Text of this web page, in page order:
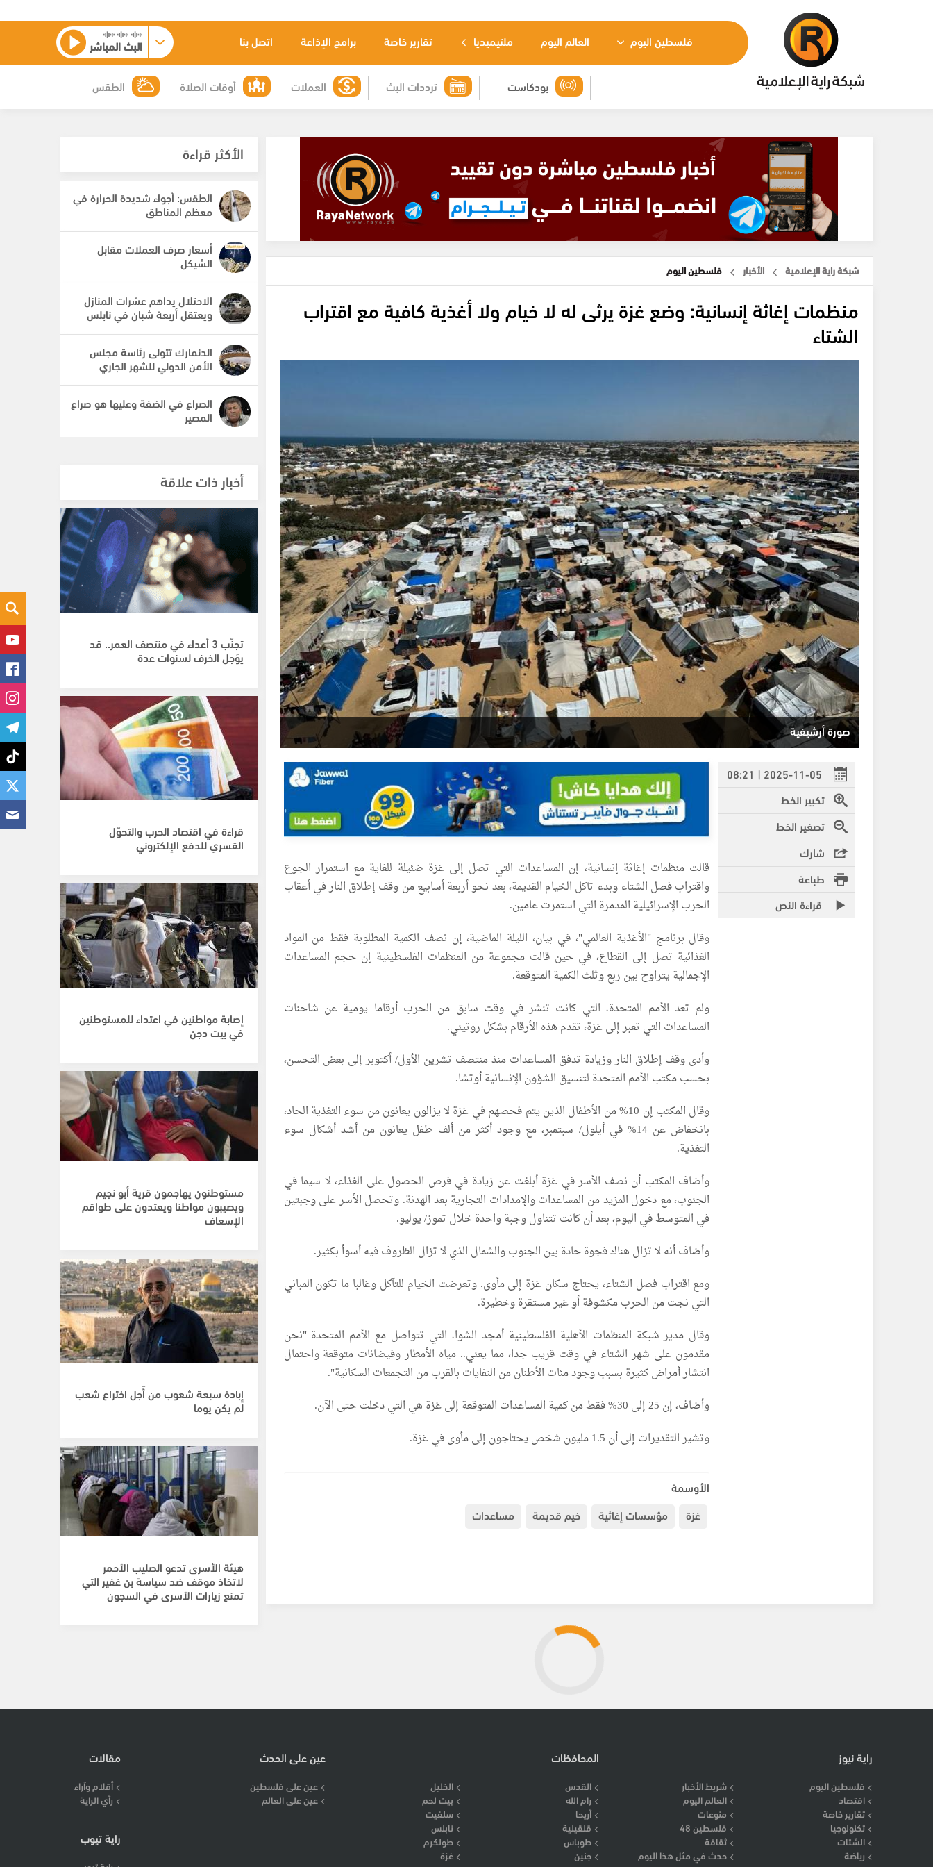
فلسطين اليوم العالم اليوم ملتيميديا تقارير خاصة برامج الإذاعة اتصل بنا البث المباشر
الطقس أوقات الصلاة العملات ترددات البث بودكاست
شبكة راية الإعلامية الأخبار فلسطين اليوم
منظمات إغاثة إنسانية: وضع غزة يرثى له لا خيام ولا أغذية كافية مع اقتراب
الشتاء
صورة أرشيفية
2025-11-05 | 08:21
تكبير الخط
تصغير الخط
شارك
طباعة
قراءة النص
قالت منظمات إغاثة إنسانية، إن المساعدات التي تصل إلى غزة ضئيلة للغاية مع استمرار الجوع
واقتراب فصل الشتاء وبدء تآكل الخيام القديمة، بعد نحو أربعة أسابيع من وقف إطلاق النار في أعقاب
الحرب الإسرائيلية المدمرة التي استمرت عامين.
وقال برنامج "الأغذية العالمي"، في بيان، الليلة الماضية، إن نصف الكمية المطلوبة فقط من المواد
الغذائية تصل إلى القطاع، في حين قالت مجموعة من المنظمات الفلسطينية إن حجم المساعدات
الإجمالية يتراوح بين ربع وثلث الكمية المتوقعة.
ولم تعد الأمم المتحدة، التي كانت تنشر في وقت سابق من الحرب أرقاما يومية عن شاحنات
المساعدات التي تعبر إلى غزة، تقدم هذه الأرقام بشكل روتيني.
وأدى وقف إطلاق النار وزيادة تدفق المساعدات منذ منتصف تشرين الأول/ أكتوبر إلى بعض التحسن،
بحسب مكتب الأمم المتحدة لتنسيق الشؤون الإنسانية أوتشا.
وقال المكتب إن 10% من الأطفال الذين يتم فحصهم في غزة لا يزالون يعانون من سوء التغذية الحاد،
بانخفاض عن 14% في أيلول/ سبتمبر، مع وجود أكثر من ألف طفل يعانون من أشد أشكال سوء
التغذية.
وأضاف المكتب أن نصف الأسر في غزة أبلغت عن زيادة في فرص الحصول على الغذاء، لا سيما في
الجنوب، مع دخول المزيد من المساعدات والإمدادات التجارية بعد الهدنة. وتحصل الأسر على وجبتين
في المتوسط في اليوم، بعد أن كانت تتناول وجبة واحدة خلال تموز/ يوليو.
وأضاف أنه لا تزال هناك فجوة حادة بين الجنوب والشمال الذي لا تزال الظروف فيه أسوأ بكثير.
ومع اقتراب فصل الشتاء، يحتاج سكان غزة إلى مأوى. وتعرضت الخيام للتآكل وغالبا ما تكون المباني
التي نجت من الحرب مكشوفة أو غير مستقرة وخطيرة.
وقال مدير شبكة المنظمات الأهلية الفلسطينية أمجد الشوا، التي تتواصل مع الأمم المتحدة "نحن
مقدمون على شهر الشتاء في وقت قريب جدا، مما يعني.. مياه الأمطار وفيضانات متوقعة واحتمال
انتشار أمراض كثيرة بسبب وجود مئات الأطنان من النفايات بالقرب من التجمعات السكانية".
وأضاف، إن 25 إلى 30% فقط من كمية المساعدات المتوقعة إلى غزة هي التي دخلت حتى الآن.
وتشير التقديرات إلى أن 1.5 مليون شخص يحتاجون إلى مأوى في غزة.
الأوسمة
غزة
مؤسسات إغاثية خيم قديمة مساعدات
الأكثر قراءة
الطقس: أجواء شديدة الحرارة في
معظم المناطق
أسعار صرف العملات مقابل
الشيكل
الاحتلال يداهم عشرات المنازل
ويعتقل أربعة شبان في نابلس
الدنمارك تتولى رئاسة مجلس
الأمن الدولي للشهر الجاري
الصراع في الضفة وعليها هو صراع
المصير
أخبار ذات علاقة
تجنّب 3 أعداء في منتصف العمر.. قد
يؤجل الخرف لسنوات عدة
قراءة في اقتصاد الحرب والتحوّل
القسري للدفع الإلكتروني
إصابة مواطنين في اعتداء للمستوطنين
في بيت دجن
مستوطنون يهاجمون قرية أبو نجيم
ويصيبون مواطنا ويعتدون على طواقم
الإسعاف
إِبادة سبعة شعوب من أَجل اختراع شعب
لم يكن يوما
هيئة الأسرى تدعو الصليب الأحمر
لاتخاذ موقف ضد سياسة بن غفير التي
تمنع زيارات الأسرى في السجون
راية نيوز
فلسطين اليوم
شريط الأخبار
اقتصاد
العالم اليوم
تقارير خاصة
منوعات
تكنولوجيا
فلسطين 48
الشتات
ثقافة
رياضة
حدث في مثل هذا اليوم
المحافظات
القدس
الخليل
رام الله
بيت لحم
أريحا
سلفيت
قلقيلية
نابلس
طوباس
طولكرم
جنين
غزة
عين على الحدث
عين على فلسطين
عين على العالم
مقالات
أقلام وآراء
رأي الراية
راية تيوب